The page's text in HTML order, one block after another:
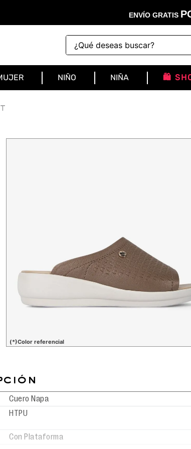
ENVÍO GRATIS
¿Qué deseas buscar?
NIÑO NIÑA 🛍️
(*)Color referencial
Cuero Napa
HTPU
Con Plataforma